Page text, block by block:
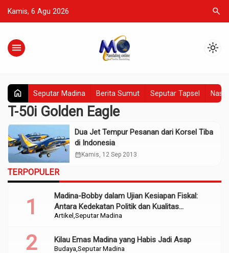
Kamis, 6 Agu 2026 search
menu light_mode
home Seputar Madina Berita Sumut Seputar Tapsel
T-50i Golden Eagle
Dua Jet Tempur Pesanan dari Korsel Tiba
di Indonesia
calendar_month Kamis, 12 Sep 2013
TERPOPULER
Artikel Seputar Madina
Madina-Bobby dalam Ujian Kesiapan Fiskal:
Antara Kedekatan Politik dan Kualitas
Perencanaan
Budaya Seputar Madina
Kilau Emas Madina yang Habis Jadi Asap